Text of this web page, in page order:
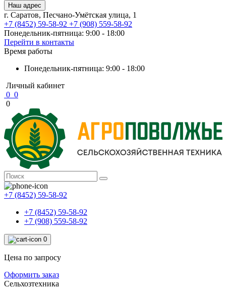
Наш адрес
г. Саратов, Песчано-Умётская улица, 1
+7 (8452) 59-58-92 +7 (908) 559-58-92
Понедельник-пятница: 9:00 - 18:00
Перейти в контакты
Время работы
Понедельник-пятница: 9:00 - 18:00
Личный кабинет
0 0
0
+7 (8452) 59-58-92
+7 (8452) 59-58-92
+7 (908) 559-58-92
0
Цена по запросу
Оформить заказ
Сельхозтехника